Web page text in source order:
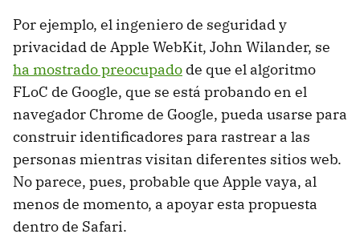
Por ejemplo, el ingeniero de seguridad y
privacidad de Apple WebKit, John Wilander, se
ha mostrado preocupado de que el algoritmo
FLoC de Google, que se está probando en el
navegador Chrome de Google, pueda usarse para
construir identificadores para rastrear a las
personas mientras visitan diferentes sitios web.
No parece, pues, probable que Apple vaya, al
menos de momento, a apoyar esta propuesta
dentro de Safari.